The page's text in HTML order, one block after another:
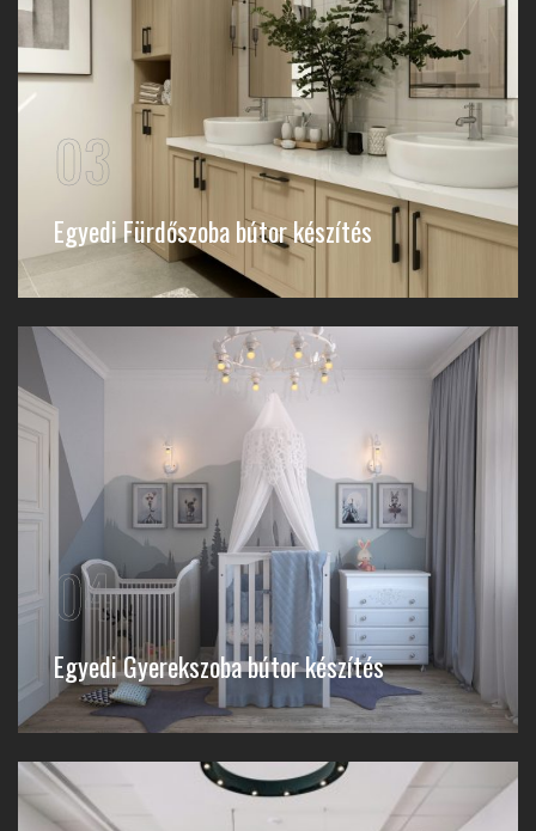
03
Egyedi Fürdőszoba bútor készítés
04
Egyedi Gyerekszoba bútor készítés